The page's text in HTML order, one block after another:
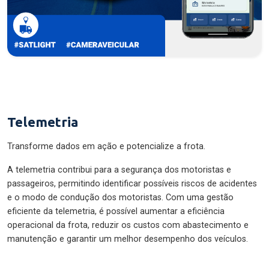
Telemetria
Transforme dados em ação e potencialize a frota.
A telemetria contribui para a segurança dos motoristas e
passageiros, permitindo identificar possíveis riscos de acidentes
e o modo de condução dos motoristas. Com uma gestão
eficiente da telemetria, é possível aumentar a eficiência
operacional da frota, reduzir os custos com abastecimento e
manutenção e garantir um melhor desempenho dos veículos.